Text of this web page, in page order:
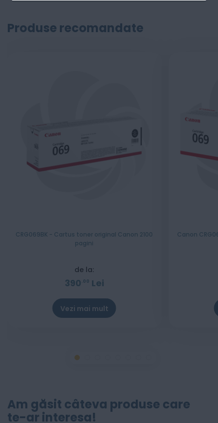
Produse recomandate
CRG069BK - Cartus toner original Canon 2100
pagini
de la:
390 00 Lei
Vezi mai mult
Stoc epuizat
Canon
Am găsit câteva produse care
te-ar interesa!